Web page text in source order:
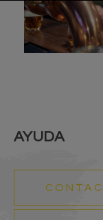
AYUDA